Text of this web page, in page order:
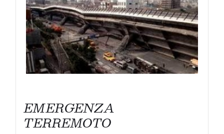
EMERGENZA
TERREMOTO